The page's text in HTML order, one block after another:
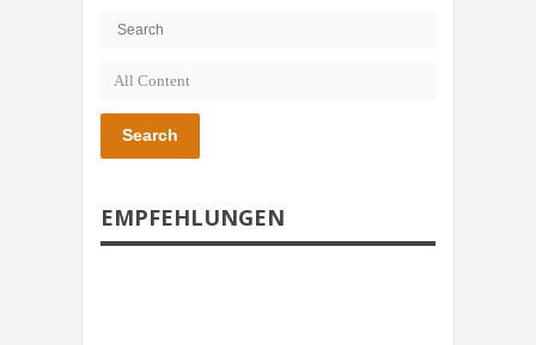
Search
EMPFEHLUNGEN